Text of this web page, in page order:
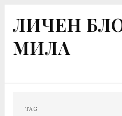
ЛИЧЕН
МИЛА
TAG